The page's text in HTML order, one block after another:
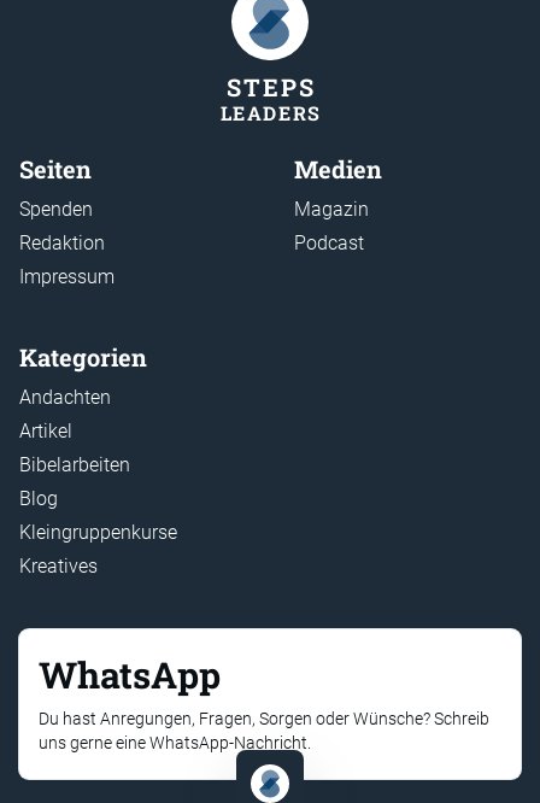
STEPS
LEADERS
Seiten
Spenden
Redaktion
Impressum
Medien
Magazin
Podcast
Kategorien
Andachten
Artikel
Bibelarbeiten
Blog
Kleingruppenkurse
Kreatives
WhatsApp
Du hast Anregungen, Fragen, Sorgen oder Wünsche? Schreib
uns gerne eine WhatsApp-Nachricht.